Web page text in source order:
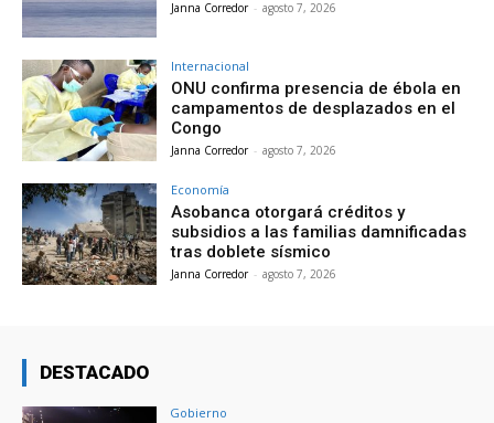
Janna Corredor - agosto 7, 2026
Internacional
ONU confirma presencia de ébola en
campamentos de desplazados en el
Congo
Janna Corredor - agosto 7, 2026
Economía
Asobanca otorgará créditos y
subsidios a las familias damnificadas
tras doblete sísmico
Janna Corredor - agosto 7, 2026
DESTACADO
Gobierno